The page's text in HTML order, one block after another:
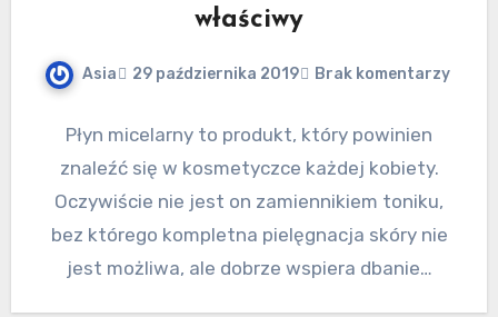
właściwy
Asia 29 października 2019 Brak komentarzy
Płyn micelarny to produkt, który powinien
znaleźć się w kosmetyczce każdej kobiety.
Oczywiście nie jest on zamiennikiem toniku,
bez którego kompletna pielęgnacja skóry nie
jest możliwa, ale dobrze wspiera dbanie…